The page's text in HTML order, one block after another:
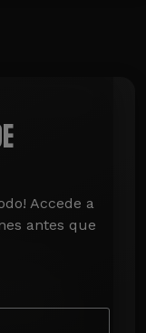
Accede a
antes que